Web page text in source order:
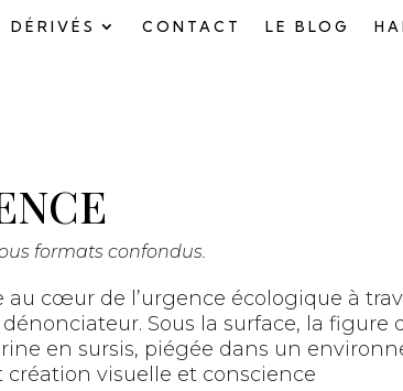
DÉRIVÉS CONTACT LE BLOG
formats confondus.
au cœur de l’urgence écologique à
Sous la surface, la figure
en sursis, piégée dans un
visuelle et conscience